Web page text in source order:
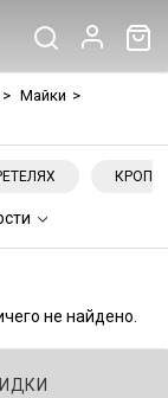
> Майки >
КРОП-
не найдено.